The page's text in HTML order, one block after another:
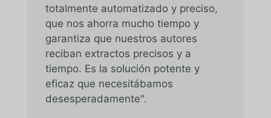
totalmente automatizado y preciso,
que nos ahorra mucho tiempo y
garantiza que nuestros autores
reciban extractos precisos y a
tiempo. Es la solución potente y
eficaz que necesitábamos
desesperadamente".